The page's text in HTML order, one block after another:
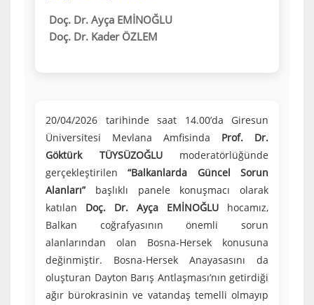
Doç. Dr. Ayça EMİNOĞLU
Doç. Dr. Kader ÖZLEM
20/04/2026 tarihinde saat 14.00’da Giresun
Üniversitesi Mevlana Amfisinda Prof. Dr.
Göktürk TÜYSÜZOĞLUmoderatörlüğünde
gerçekleştirilen“Balkanlarda Güncel Sorun
Alanları”başlıklı panele konuşmacı olarak
katılan Doç. Dr. Ayça EMİNOĞLU hocamız,
Balkan coğrafyasının önemli sorun
alanlarından olan Bosna-Hersek konusuna
değinmiştir. Bosna-Hersek Anayasasını da
oluşturan Dayton Barış Antlaşması’nın getirdiği
ağır bürokrasinin ve vatandaş temelli olmayıp